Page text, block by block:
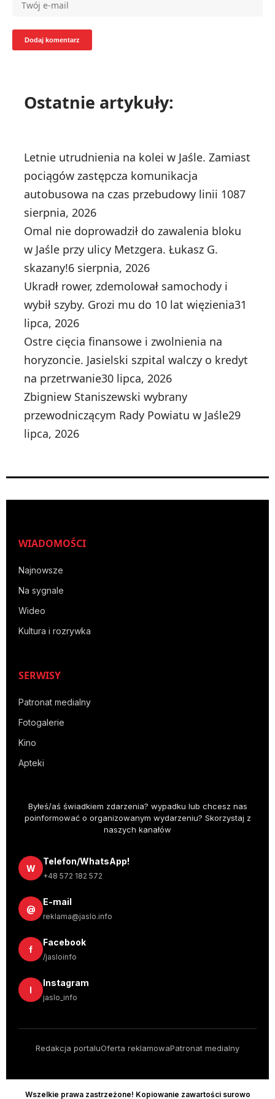
Ostatnie artykuły:
Letnie utrudnienia na kolei w Jaśle. Zamiast
pociągów zastępcza komunikacja
autobusowa na czas przebudowy linii 1087
sierpnia, 2026
Omal nie doprowadził do zawalenia bloku
w Jaśle przy ulicy Metzgera. Łukasz G.
skazany!6 sierpnia, 2026
Ukradł rower, zdemolował samochody i
wybił szyby. Grozi mu do 10 lat więzienia31
lipca, 2026
Ostre cięcia finansowe i zwolnienia na
horyzoncie. Jasielski szpital walczy o kredyt
na przetrwanie30 lipca, 2026
Zbigniew Staniszewski wybrany
przewodniczącym Rady Powiatu w Jaśle29
lipca, 2026
WIADOMOŚCI
Najnowsze
Na sygnale
Wideo
Kultura i rozrywka
SERWISY
Patronat medialny
Fotogalerie
Kino
Apteki
Byłeś/aś świadkiem zdarzenia? wypadku lub chcesz nas
poinformować o organizowanym wydarzeniu? Skorzystaj z
naszych kanałów
W
Telefon/WhatsApp!
+48 572 182 572
@
E-mail
reklama@jaslo.info
f
Facebook
/jasloinfo
I
Instagram
jaslo_info
Redakcja portaluOferta reklamowaPatronat medialny
Wszelkie prawa zastrzeżone! Kopiowanie zawartości surowo